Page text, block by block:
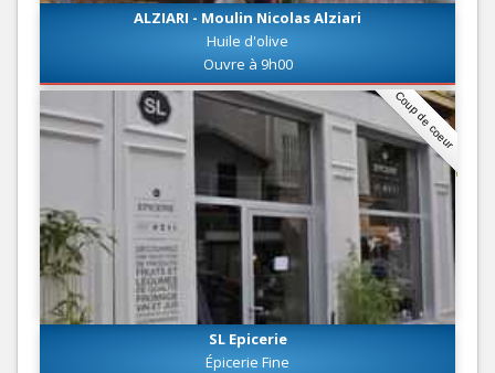
ALZIARI - Moulin Nicolas Alziari
Huile d'olive
Ouvre à 9h00
Coup de coeur
SL Epicerie
Épicerie Fine